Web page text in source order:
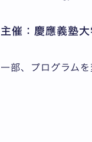
主催：慶應義塾
一部、プログラム